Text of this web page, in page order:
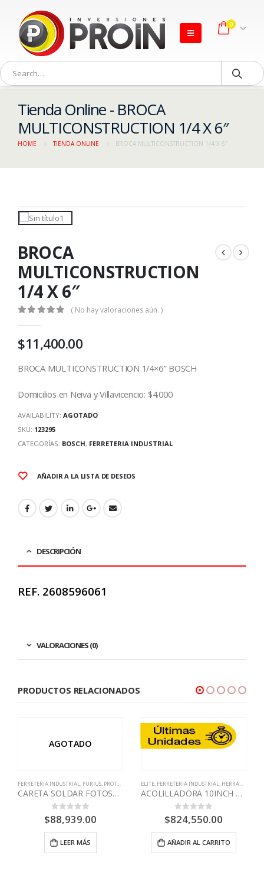
0
Tienda Online - BROCA
MULTICONSTRUCTION 1/4 X 6″
HOME TIENDA ONLINE BROCA MULTICONSTRUCTION 1/4 X 6″
BROCA
MULTICONSTRUCTION
1/4 X 6″
( No hay valoraciones aún. )
$11,400.00
BROCA MULTICONSTRUCTION 1/4×6″ BOSCH
Domicilios en Neiva y Villavicencio: $4.000
AVAILABILITY: AGOTADO
SKU: 123295
CATEGORÍAS: BOSCH, FERRETERIA INDUSTRIAL
AÑADIR A LA LISTA DE DESEOS
DESCRIPCIÓN
REF. 2608596061
VALORACIONES (0)
PRODUCTOS RELACIONADOS
AGOTADO
FERRETERIA INDUSTRIAL, FURIUS, PROTECCION FACIAL
CARETA SOLDAR FOTOSENSIBLE FURIUS FALCON 440 NEGRA
0out of 5
$88,939.00
LEER MÁS
ELITE, FERRETERIA INDUSTRIAL, HERRAMIENTA ELÉCTRICA
ACOLILLADORA 10INCH 1800W 110V 60HZ
0out of 5
$824,550.00
AÑADIR AL CARRITO